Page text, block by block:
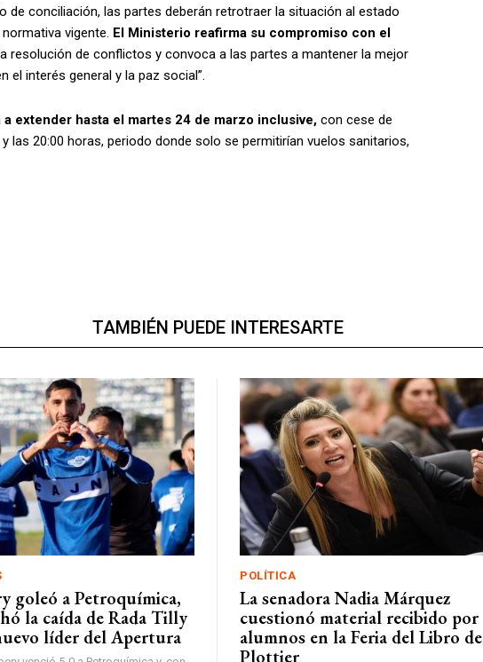
de conciliación, las partes deberán retrotraer la situación al estado
vigente. El Ministerio reafirma su compromiso con el
resolución de conflictos y convoca a las partes a mantener la mejor
el interés general y la paz social”.
extender hasta el martes 24 de marzo inclusive, con cese de
las 20:00 horas, periodo donde solo se permitirían vuelos sanitarios,
TAMBIÉN PUEDE INTERESARTE
goleó a Petroquímica,
la caída de Rada Tilly
líder del Apertura
POLÍTICA
La senadora Nadia Márquez
cuestionó material recibido por
alumnos en la Feria del Libro de
Plottier